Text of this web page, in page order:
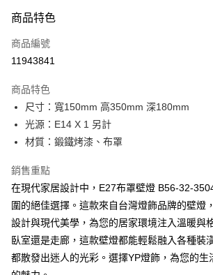
信用卡一次付款
LINE Pay
街口支付
悠遊付
全盈+PAY
AFTEE先享後付
相關說明
【關於「AFTEE先享後付」】
AFTEE先享後付是「在收到商品之後才付款」的支付
便利好安心！
商品特色
商品編號
11943841
商品特色
尺寸：寬150mm 高350mm 深180mm
光源：E14 X 1 另計
材質：鍛鐵烤漆、布罩
銷售重點
在現代家居設計中，E27布罩壁燈 B56-32-
圍的絕佳選擇。這款來自台灣燈飾品牌的壁燈
設計與現代美學，為您的居家環境注入溫暖與
臥室還是走廊，這款壁燈都能輕鬆融入各種裝
都散發出迷人的光彩。選擇YP燈飾，為您的生